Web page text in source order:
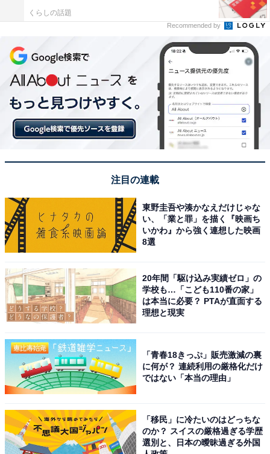
くらしの話題
Recommended by
注目の連載
東野圭吾や湊かなえだけじゃな
い、「業と罪」を描く『映画ち
いかわ』から強く連想した映画
8選
20年間「駆け込み実績ゼロ」の
学校も…「こども110番の家」
は本当に必要？ PTAが直面する
理想と現実
「青春18きっぷ」販売激減の裏
に何が？ 連続利用の厳格化だけ
ではない「本当の理由」
「移民」に冷たいのはどっちな
のか？ スイスの厳格過ぎる学歴
選別と、日本の曖昧過ぎる外国